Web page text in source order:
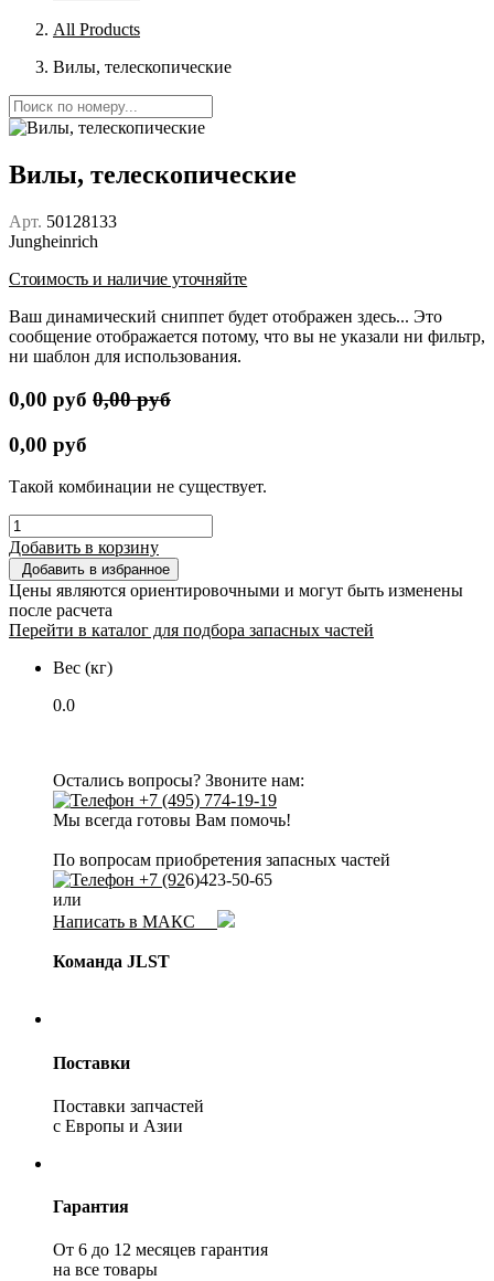
All Products
Вилы, телескопические
Вилы, телескопические
Арт. 50128133
Jungheinrich
Стоимость и наличие уточняйте
Ваш динамический сниппет будет отображен здесь... Это
сообщение отображается потому, что вы не указали ни фильтр,
ни шаблон для использования.
0,00 руб 0,00руб
0,00 руб
Такой комбинации не существует.
Добавить в корзину
Добавить в избранное
Цены являются ориентировочными и могут быть изменены
после расчета
Перейти в каталог для подбора запасных частей
Вес (кг)
0.0
Остались вопросы? Звоните нам:
+7 (495) 774-19-19
Мы всегда готовы Вам помочь!
По вопросам приобретения запасных частей
+7 (926)423-50-65
или
Написать в МАКС
Команда JLST
Поставки
Поставки запчастей
с Европы и Азии
Гарантия
От 6 до 12 месяцев гарантия
на все товары